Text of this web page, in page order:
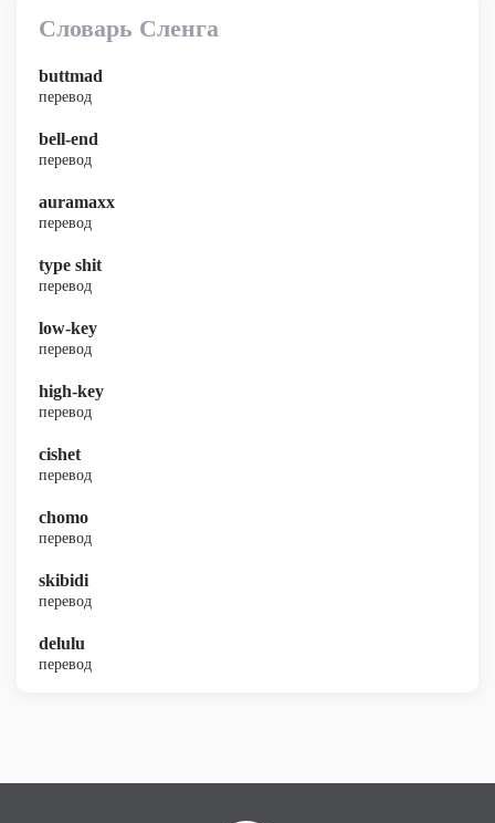
Словарь Сленга
buttmad
перевод
bell-end
перевод
auramaxx
перевод
type shit
перевод
low-key
перевод
high-key
перевод
cishet
перевод
chomo
перевод
skibidi
перевод
delulu
перевод